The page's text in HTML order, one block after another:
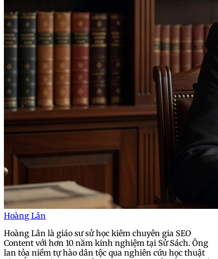
Hoàng Lân
Hoàng Lân là giáo sư sử học kiêm chuyên gia SEO
Content với hơn 10 năm kinh nghiệm tại Sử Sách. Ông
lan tỏa niềm tự hào dân tộc qua nghiên cứu học thuật